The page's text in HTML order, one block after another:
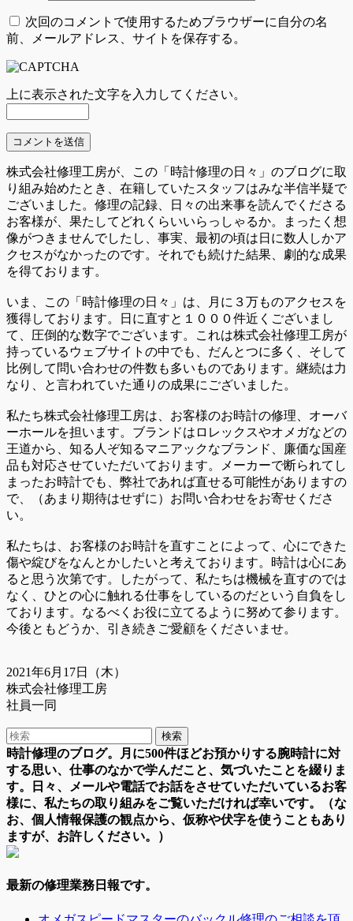
次回のコメントで使用するためブラウザーに自分の名
前、メールアドレス、サイトを保存する。
上に表示された文字を入力してください。
株式会社修理工房が、この「時計修理の日々」のブログに取
り組み始めたとき、在籍していたスタッフはみな半信半疑で
ございました。修理の記録、日々の出来事を読んでくださる
お客様が、果たしてどれくらいいらっしゃるか。まったく想
像がつきませんでしたし、事実、最初の頃は日に数人しかア
クセスがなかったのです。それでも続けた結果、劇的な成果
を得ております。
いま、この「時計修理の日々」は、月に３万ものアクセスを
獲得しております。日に直すと１０００件近くございまし
て、圧倒的な数字でございます。これは株式会社修理工房が
持っているウェブサイトの中でも、だんとつに多く、そして
比例して問い合わせの件数も多いものであります。継続は力
なり、と言われていた通りの成果にございました。
私たち株式会社修理工房は、お客様のお時計の修理、オーバ
ーホールを担います。ブランドはロレックスやオメガなどの
王道から、知る人ぞ知るマニアックなブランド、廉価な国産
品も対応させていただいております。メーカーで断られてし
まったお時計でも、弊社であれば直せる可能性がありますの
で、（あまり期待はせずに）お問い合わせをお寄せくださ
い。
私たちは、お客様のお時計を直すことによって、心にできた
傷や綻びをなんとかしたいと考えております。時計は心にあ
ると思う次第です。したがって、私たちは機械を直すのでは
なく、ひとの心に触れる仕事をしているのだという自負をし
ております。なるべくお役に立てるように努めて参ります。
今後ともどうか、引き続きご愛顧をくださいませ。
2021年6月17日（木）
株式会社修理工房
社員一同
時計修理のブログ。月に500件ほどお預かりする腕時計に対
する思い、仕事のなかで学んだこと、気づいたことを綴りま
す。日々、メールや電話でお話をさせていただいているお客
様に、私たちの取り組みをご覧いただければ幸いです。（な
お、個人情報保護の観点から、仮称や伏字を使うこともあり
ますが、お許しください。）
最新の修理業務日報です。